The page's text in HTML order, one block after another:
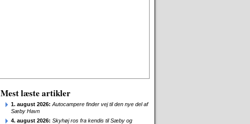
Mest læste artikler
1. august 2026: Autocampere finder vej til den nye del af
Sæby Havn
4. august 2026: Skyhøj ros fra kendis til Sæby og